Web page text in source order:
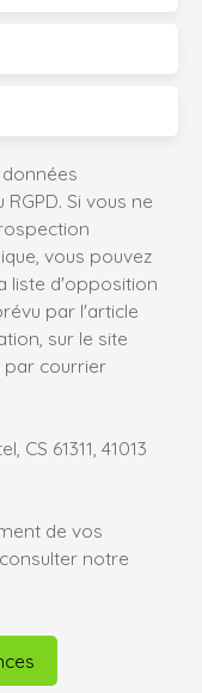
Si vous ne
vous pouvez
liste d'opposition
par l'article
sur le site
par courrier
CS 61311, 41013
de vos
notre